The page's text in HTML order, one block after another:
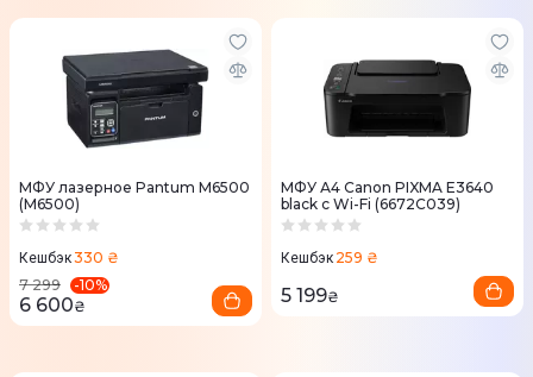
МФУ лазерное Pantum M6500
(M6500)
Кешбэк330 ₴
7 299
-10%
6 600₴
МФУ А4 Canon PIXMA E3640
black с Wi-Fi (6672C039)
Кешбэк 259 ₴
5 199₴